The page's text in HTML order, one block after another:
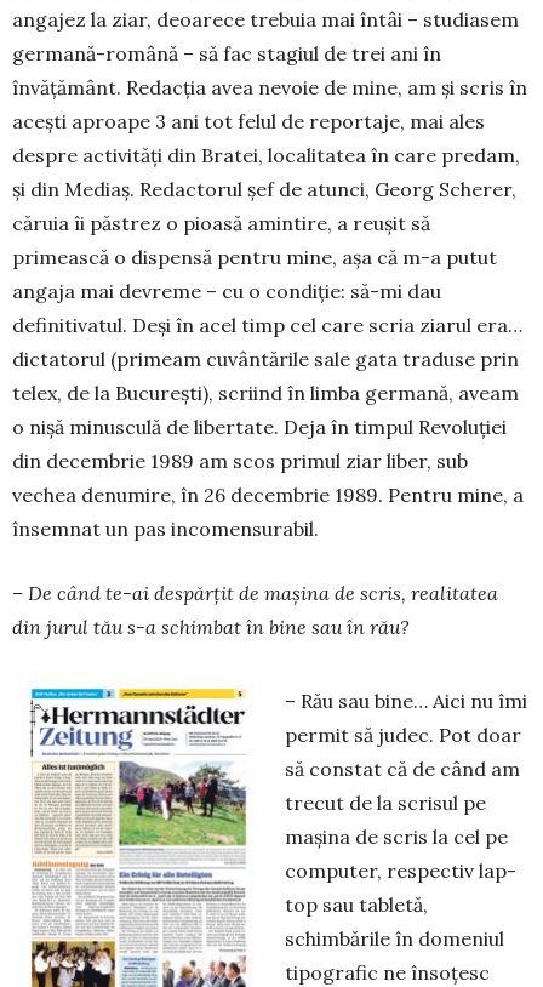
angajez la ziar, de­oarece trebuia mai întâi – studiasem
germană-ro­mână – să fac stagiul de trei ani în
învățământ. Redacția avea nevoie de mine, am și scris în
acești aproape 3 ani tot felul de reportaje, mai ales
despre activități din Bratei, localitatea în care predam,
și din Mediaș. Redactorul șef de atunci, Georg Scherer,
căruia îi păstrez o pioasă amintire, a reușit să
primească o dispensă pentru mine, așa că m-a putut
angaja mai devreme – cu o condiție: să-mi dau
definitivatul. Deși în acel timp cel care scria ziarul era…
dictatorul (primeam cuvântările sale gata traduse prin
telex, de la București), scriind în limba germană, aveam
o nișă minusculă de libertate. Deja în timpul Revoluției
din decembrie 1989 am scos primul ziar liber, sub
vechea denumire, în 26 de­cembrie 1989. Pentru mine, a
însemnat un pas in­co­mensurabil.
– De când te-ai despărțit de mașina de scris, realitatea
din jurul tău s-a schimbat în bine sau în rău?
– Rău sau bine… Aici nu îmi
permit să judec. Pot doar
să constat că de când am
trecut de la scri­sul pe
mașina de scris la cel pe
com­pu­ter, respectiv lap­
top sau tabletă,
schimbările în do­meniul
tipografic ne însoțesc